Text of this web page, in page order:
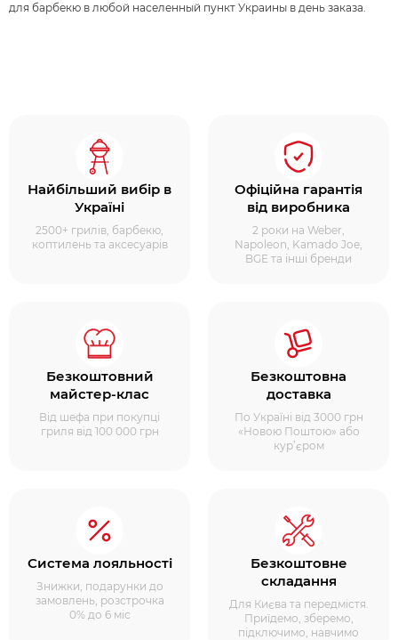
для барбекю в любой населенный пункт Украины в день заказа.
Найбільший вибір в
Україні
2500+ грилів, барбекю,
коптилень та аксесуарів
Офіційна гарантія
від виробника
2 роки на Weber,
Napoleon, Kamado Joe,
BGE та інші бренди
Безкоштовний
майстер-клас
Від шефа при покупці
гриля від 100 000 грн
Безкоштовна
доставка
По Україні від 3000 грн
«Новою Поштою» або
кур’єром
Система лояльності
Знижки, подарунки до
замовлень, розстрочка
0% до 6 міс
Безкоштовне
складання
Для Києва та передмістя.
Приїдемо, зберемо,
підключимо, навчимо